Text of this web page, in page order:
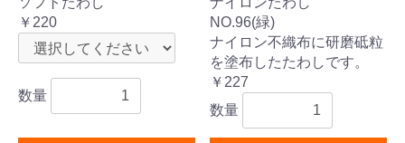
￥220
数量
NO.96(緑)
ナイロン不織布に研磨砥粒
を塗布したたわしです。
￥227
数量